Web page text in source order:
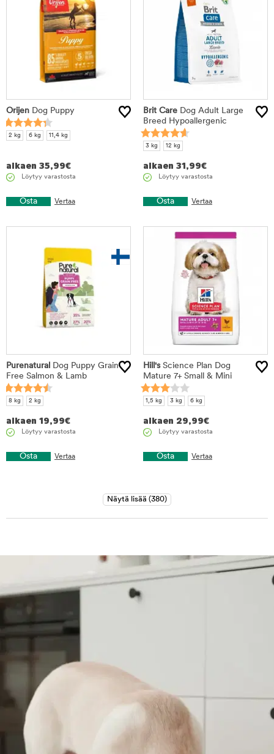
Orijen Dog Puppy
2 kg 6 kg 11,4 kg
alkaen 35,99€
Löytyy varastosta
Osta Vertaa
Brit Care Dog Adult Large
Breed Hypoallergenic
3 kg 12 kg
alkaen 31,99€
Löytyy varastosta
Osta Vertaa
Purenatural Dog Puppy Grain
Free Salmon & Lamb
8 kg 2 kg
alkaen 19,99€
Löytyy varastosta
Osta Vertaa
Hill'sScience Plan Dog
Mature 7+ Small & Mini
1,5 kg 3 kg 6 kg
alkaen 29,99€
Löytyy varastosta
Osta Vertaa